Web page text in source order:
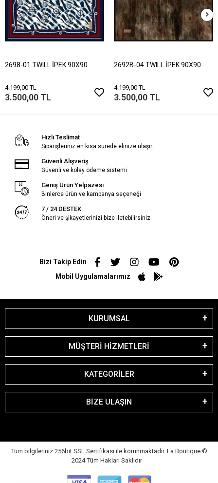
2698-01 TWILL İPEK 90X90
4.199,00 TL
3.500,00 TL
2692B-04 TWILL İPEK 90X90
4.199,00 TL
3.500,00 TL
Hızlı Teslimat
Siparişleriniz en kısa sürede elinize ulaşır.
Güvenli Alışveriş
Güvenli ve kolay ödeme sistemi
Geniş Ürün Yelpazesi
Binlerce ürün ve kampanya seçeneği
7 / 24 DESTEK
Öneri ve şikayetlerinizi bize iletebilirsiniz.
Bizi Takip Edin
Mobil Uygulamalarımız
KURUMSAL
MÜŞTERİ HİZMETLERİ
KATEGORİLER
BİZE ULAŞIN
Tüm bilgileriniz 256bit SSL Sertifikası ile korunmaktadır. La Boutique ©
2024 Tüm Hakları Saklıdır